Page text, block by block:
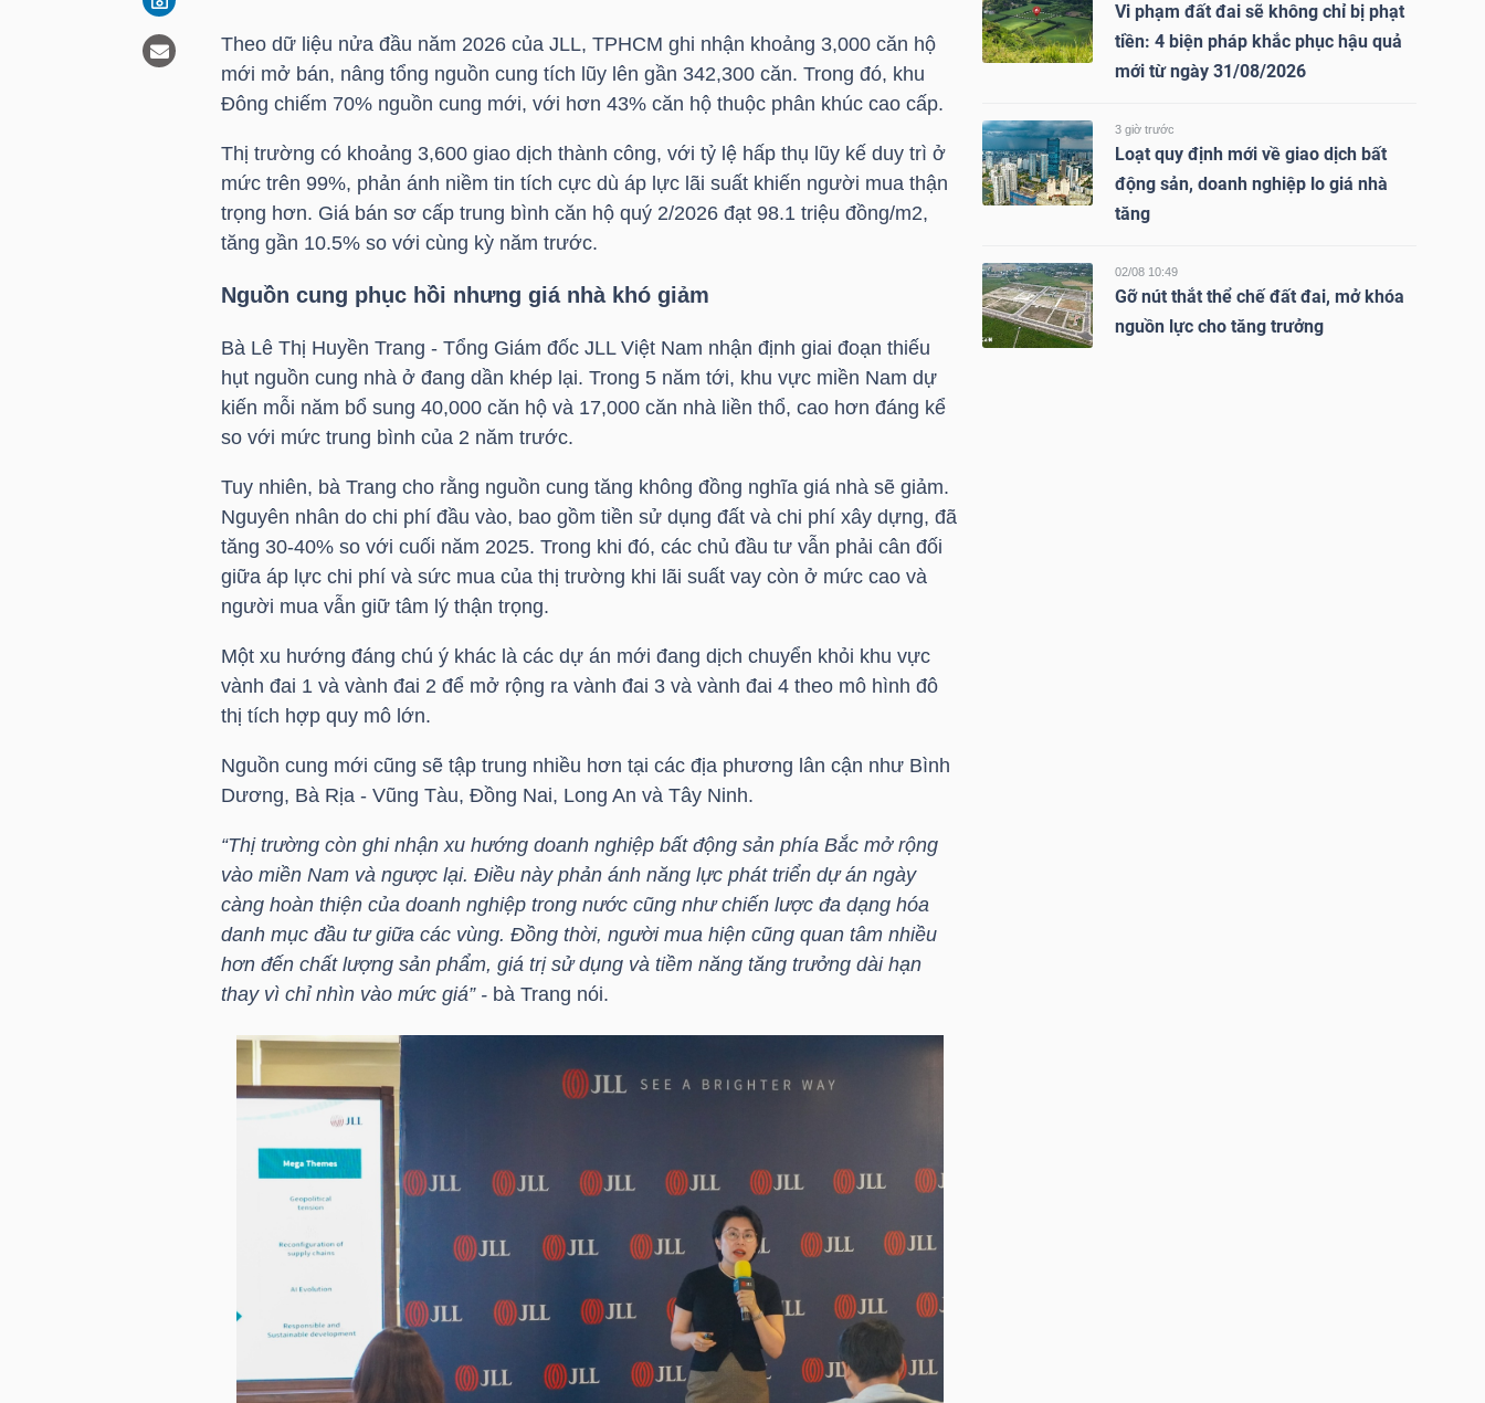
Theo dữ liệu nửa đầu năm 2026 của JLL, TPHCM ghi nhận khoảng 3,000 căn hộ
mới mở bán, nâng tổng nguồn cung tích lũy lên gần 342,300 căn. Trong đó, khu
Đông chiếm 70% nguồn cung mới, với hơn 43% căn hộ thuộc phân khúc cao cấp.
Thị trường có khoảng 3,600 giao dịch thành công, với tỷ lệ hấp thụ lũy kế duy trì ở
mức trên 99%, phản ánh niềm tin tích cực dù áp lực lãi suất khiến người mua thận
trọng hơn. Giá bán sơ cấp trung bình căn hộ quý 2/2026 đạt 98.1 triệu đồng/m2,
tăng gần 10.5% so với cùng kỳ năm trước.
Nguồn cung phục hồi nhưng giá nhà khó giảm
Bà Lê Thị Huyền Trang - Tổng Giám đốc JLL Việt Nam nhận định giai đoạn thiếu
hụt nguồn cung nhà ở đang dần khép lại. Trong 5 năm tới, khu vực miền Nam dự
kiến mỗi năm bổ sung 40,000 căn hộ và 17,000 căn nhà liền thổ, cao hơn đáng kể
so với mức trung bình của 2 năm trước.
Tuy nhiên, bà Trang cho rằng nguồn cung tăng không đồng nghĩa giá nhà sẽ giảm.
Nguyên nhân do chi phí đầu vào, bao gồm tiền sử dụng đất và chi phí xây dựng, đã
tăng 30-40% so với cuối năm 2025. Trong khi đó, các chủ đầu tư vẫn phải cân đối
giữa áp lực chi phí và sức mua của thị trường khi lãi suất vay còn ở mức cao và
người mua vẫn giữ tâm lý thận trọng.
Một xu hướng đáng chú ý khác là các dự án mới đang dịch chuyển khỏi khu vực
vành đai 1 và vành đai 2 để mở rộng ra vành đai 3 và vành đai 4 theo mô hình đô
thị tích hợp quy mô lớn.
Nguồn cung mới cũng sẽ tập trung nhiều hơn tại các địa phương lân cận như Bình
Dương, Bà Rịa - Vũng Tàu, Đồng Nai, Long An và Tây Ninh.
“Thị trường còn ghi nhận xu hướng doanh nghiệp bất động sản phía Bắc mở rộng
vào miền Nam và ngược lại. Điều này phản ánh năng lực phát triển dự án ngày
càng hoàn thiện của doanh nghiệp trong nước cũng như chiến lược đa dạng hóa
danh mục đầu tư giữa các vùng. Đồng thời, người mua hiện cũng quan tâm nhiều
hơn đến chất lượng sản phẩm, giá trị sử dụng và tiềm năng tăng trưởng dài hạn
thay vì chỉ nhìn vào mức giá” - bà Trang nói.
Vi phạm đất đai sẽ không chỉ bị phạt
tiền: 4 biện pháp khắc phục hậu quả
mới từ ngày 31/08/2026
3 giờ trước
Loạt quy định mới về giao dịch bất
động sản, doanh nghiệp lo giá nhà
tăng
02/08 10:49
Gỡ nút thắt thể chế đất đai, mở khóa
nguồn lực cho tăng trưởng